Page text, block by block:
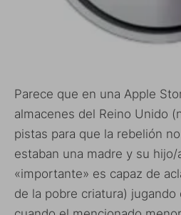
Parece que en una Apple
almacenes del Reino Unido
pistas para que la rebelión
estaban una madre y su
«importante» es capaz de
de la pobre criatura) jugando